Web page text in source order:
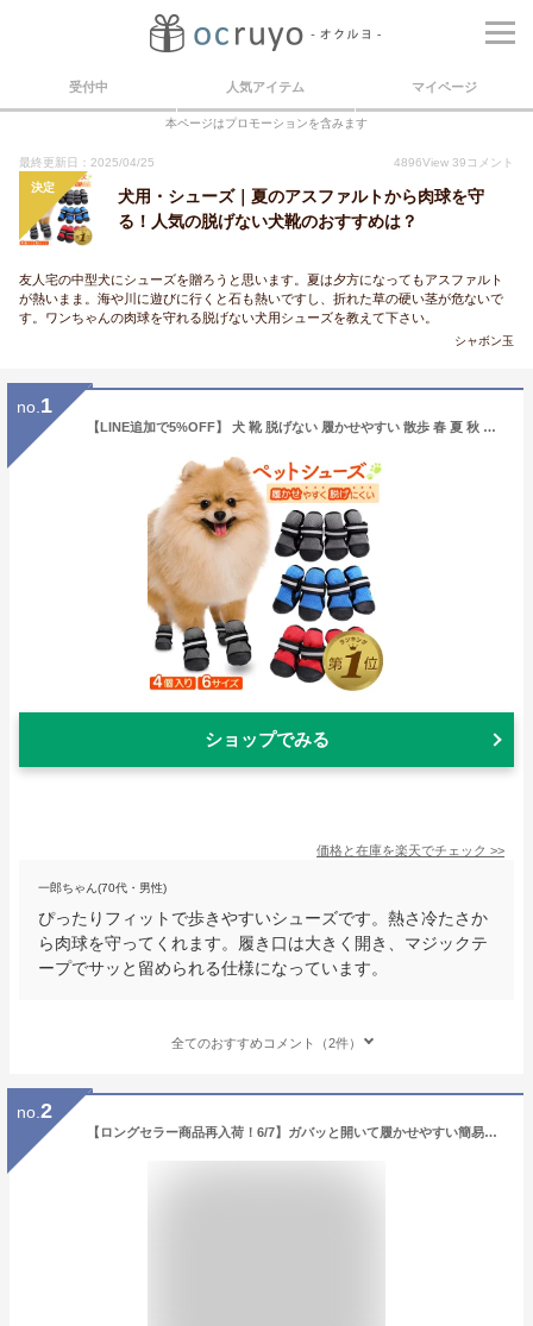
受付中 人気アイテム マイページ
本ページはプロモーションを含みます
最終更新日：2025/04/25 4896View 39 コメント
決定
犬用・シューズ｜夏のアスファルトから肉球を守
る！人気の脱げない犬靴のおすすめは？
友人宅の中型犬にシューズを贈ろうと思います。夏は夕方になってもアスファルト
が熱いまま。海や川に遊びに行くと石も熱いですし、折れた草の硬い茎が危ないで
す。ワンちゃんの肉球を守れる脱げない犬用シューズを教えて下さい。
シャボン玉
no. 1
【LINE追加で5%OFF】 犬 靴 脱げない 履かせやすい 散歩 春 夏 秋 冬 アスファルト やけど 滑り止め 大型犬 中型犬 小型犬 老犬 トイプードル 室内 犬用靴 ドッグシューズ ドッグブーツ
ショップでみる
価格と在庫を楽天でチェック >>
一郎ちゃん(70代・男性)
ぴったりフィットで歩きやすいシューズです。熱さ冷たさか
ら肉球を守ってくれます。履き口は大きく開き、マジックテ
ープでサッと留められる仕様になっています。
全てのおすすめコメント（2件）
no. 2
【ロングセラー商品再入荷！6/7】ガバッと開いて履かせやすい簡易シューズ★軽くて柔らか♪ブラックピンクブルーSMLXL汚れケガ虫刺され防止足裏保護小型犬用靴4個セットアウトレット価格